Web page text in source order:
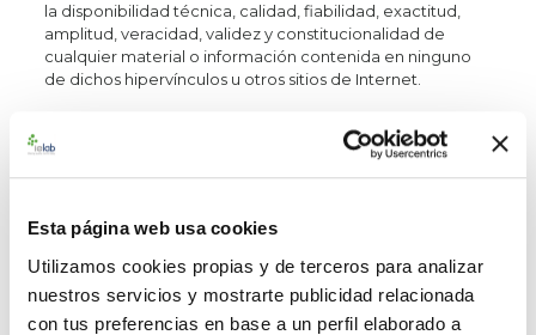
Esta página web usa cookies
Utilizamos cookies propias y de terceros para analizar
nuestros servicios y mostrarte publicidad relacionada
con tus preferencias en base a un perfil elaborado a
la disponibilidad técnica, calidad, fiabilidad, exactitud,
amplitud, veracidad, validez y constitucionalidad de
cualquier material o información contenida en ninguno
de dichos hipervínculos u otros sitios de Internet.
implicará ningún tipo de asociación, fusión o participación
con las entidades conectadas. El acceso a las mismas a
ofrece ni comercializa por sí y/o por medio de terceros la
información, contenidos y servicios disponibles en los
sitios enlazados.
El Usuario que pretenda establecer un hiperenlace o